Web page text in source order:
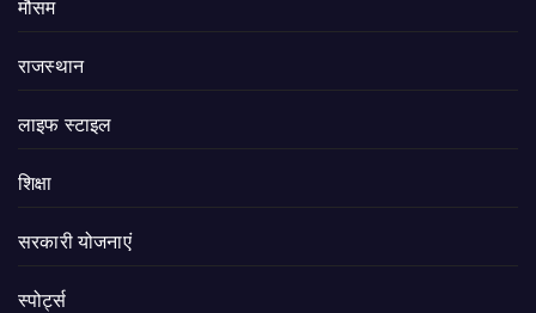
मौसम
राजस्थान
लाइफ स्टाइल
शिक्षा
सरकारी योजनाएं
स्पोर्ट्स